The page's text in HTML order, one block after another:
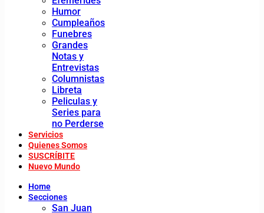
Humor
Cumpleaños
Funebres
Grandes
Notas y
Entrevistas
Columnistas
Libreta
Peliculas y
Series para
no Perderse
Servicios
Quienes Somos
SUSCRÍBITE
Nuevo Mundo
Home
Secciones
San Juan